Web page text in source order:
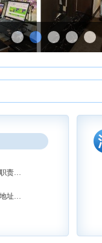
整治行动
人民警察职责义务
业务窗口地址时间